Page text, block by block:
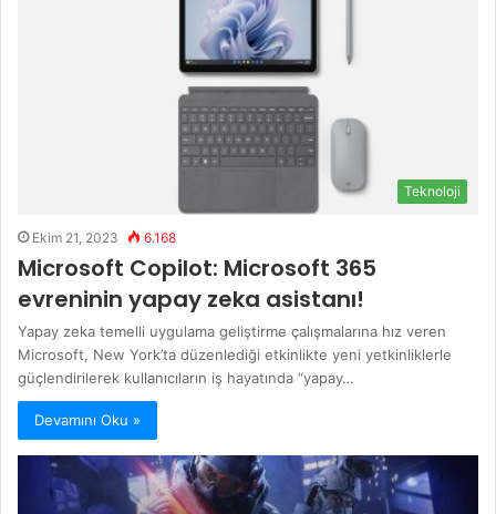
Teknoloji
Ekim 21, 2023 6.168
Microsoft Copilot: Microsoft 365
evreninin yapay zeka asistanı!
Yapay zeka temelli uygulama geliştirme çalışmalarına hız veren
Microsoft, New York’ta düzenlediği etkinlikte yeni yetkinliklerle
güçlendirilerek kullanıcıların iş hayatında “yapay…
Devamını Oku »